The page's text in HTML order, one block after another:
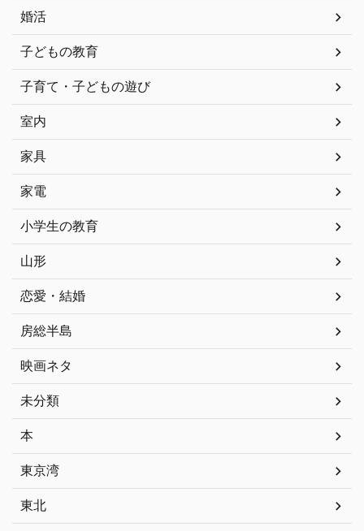
婚活
子どもの教育
子育て・子どもの遊び
室内
家具
家電
小学生の教育
山形
恋愛・結婚
房総半島
映画ネタ
未分類
本
東京湾
東北